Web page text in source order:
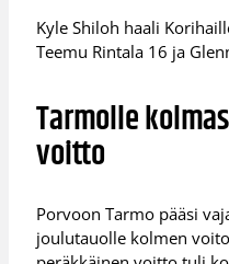
Kyle Shiloh haali
Teemu Rintala 16 ja
Tarmolle
voitto
Porvoon Tarmo pääsi
joulutauolle kolmen